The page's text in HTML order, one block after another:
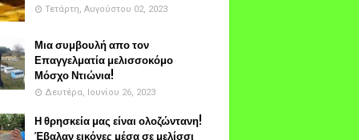
Τετάρτη, Αυγούστου 02, 2023
Μια συμβουλή απο τον
Επαγγελματία μελισσοκόμο
Μόσχο Ντιώνια!
Δευτέρα, Ιουνίου 26, 2023
Η θρησκεία μας είναι ολοζώντανη!
Έβαλαν εικόνες μέσα σε μελίσσι